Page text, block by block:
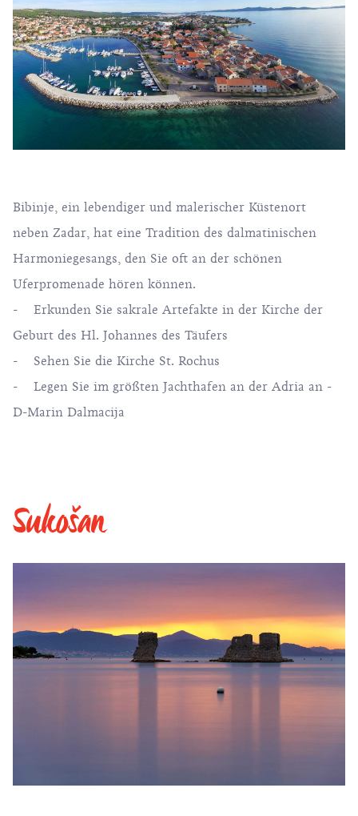
Bibinje, ein lebendiger und malerischer Küstenort
neben Zadar, hat eine Tradition des dalmatinischen
Harmoniegesangs, den Sie oft an der schönen
Uferpromenade hören können.
- Erkunden Sie sakrale Artefakte in der Kirche der
Geburt des Hl. Johannes des Täufers
- Sehen Sie die Kirche St. Rochus
- Legen Sie im größten Jachthafen an der Adria an -
D-Marin Dalmacija
Sukošan